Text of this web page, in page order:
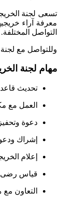
معرفة آراء
التواصل المختلفة.
وللتواصل مع
مهام لجنة
تحديث
العمل مع
دعوة
إشراك
إعلام
قياس رضى الخريجين عن جودة
التعاون